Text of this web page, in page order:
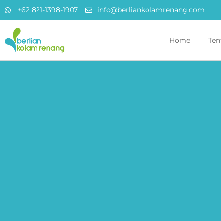
+62 821-1398-1907 info@berliankolamrenang.com
Home